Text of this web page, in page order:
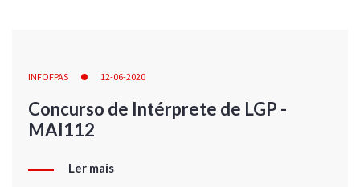
INFOFPAS 12-06-2020
Concurso de Intérprete de LGP -
MAI112
Ler mais